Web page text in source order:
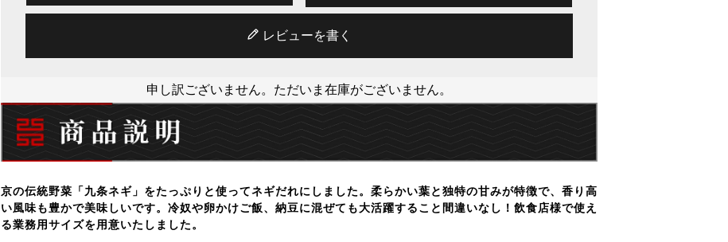
レビューを書く
申し訳ございません。ただいま在庫がございません。
京の伝統野菜「九条ネギ」をたっぷりと使ってネギだれにしました。柔らかい葉と独特の甘みが特徴で、香り高
い風味も豊かで美味しいです。冷奴や卵かけご飯、納豆に混ぜても大活躍すること間違いなし！飲食店様で使え
る業務用サイズを用意いたしました。